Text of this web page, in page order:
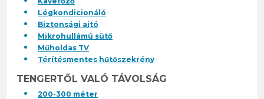
Légkondicionáló
Biztonsági ajtó
Mikrohullámú sütő
Műholdas TV
Térítésmentes hűtőszekrény
TENGERTŐL VALÓ TÁVOLSÁG
200-300 méter